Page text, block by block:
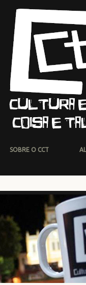
SOBRE O CCT